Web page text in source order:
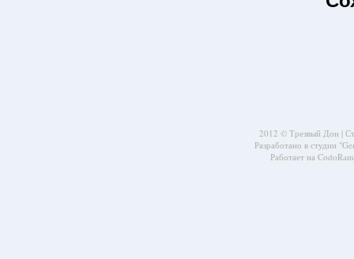
2012 © Трезвый Дон |
Разработано в студии
Работает на